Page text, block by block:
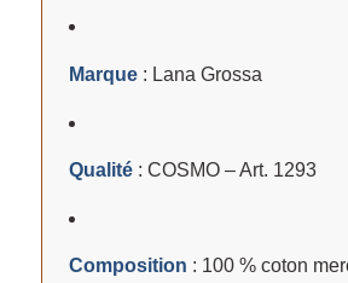
Marque: Lana Grossa
Qualité: COSMO – Art. 1293
Composition : 100 % coton